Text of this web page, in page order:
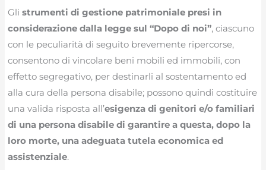
Glistrumenti di gestione patrimoniale presi in
considerazione dalla legge sul “Dopo di noi”, ciascuno
con le peculiarità di seguito brevemente ripercorse,
consentono di vincolare beni mobili ed immobili, con
effetto segregativo, per destinarli al sostentamento ed
alla cura della persona disabile; possono quindi costituire
una valida risposta all’esigenza di genitori e/o familiari
di una persona disabile di garantire a questa, dopo la
loro morte, una adeguata tutela economica ed
assistenziale.